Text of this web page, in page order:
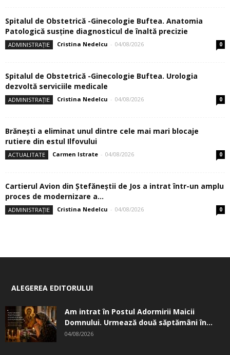
Spitalul de Obstetrică -Ginecologie Buftea. Anatomia
Patologică susţine diagnosticul de înaltă precizie
ADMINISTRAȚIE Cristina Nedelcu - 04/08/2026 0
Spitalul de Obstetrică -Ginecologie Buftea. Urologia
dezvoltă serviciile medicale
ADMINISTRAȚIE Cristina Nedelcu - 04/08/2026 0
Brănești a eliminat unul dintre cele mai mari blocaje
rutiere din estul Ilfovului
ACTUALITATE Carmen Istrate - 04/08/2026 0
Cartierul Avion din Ştefăneştii de Jos a intrat într-un amplu
proces de modernizare a...
ADMINISTRAȚIE Cristina Nedelcu - 04/08/2026 0
ALEGEREA EDITORULUI
Am intrat în Postul Adormirii Maicii
Domnului. Urmează două săptămâni în...
04/08/2026